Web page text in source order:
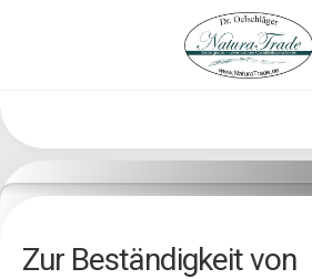
Zur Beständigkeit von